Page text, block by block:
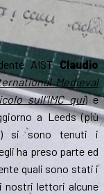
AISTClaudio
Medieval
sull’IMC qui) e
a Leeds (più
) si sono tenuti i
ha preso parte ed
quali sono stati i
nostri lettori alcune